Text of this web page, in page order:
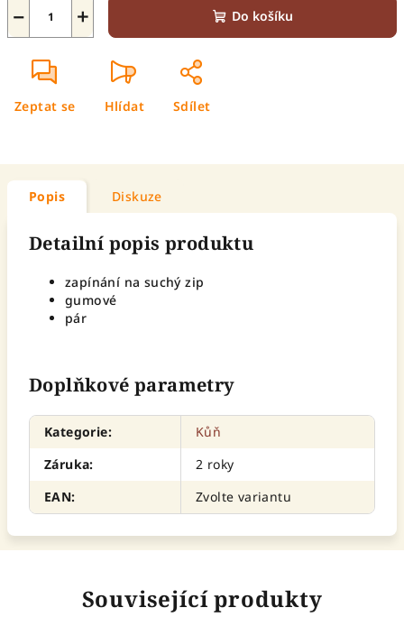
+
− Do košíku
Zeptat se Hlídat Sdílet
Popis Diskuze
Detailní popis produktu
zapínání na suchý zip
gumové
pár
Doplňkové parametry
Kategorie:
Kůň
Záruka:
2 roky
EAN: Zvolte variantu
Související produkty